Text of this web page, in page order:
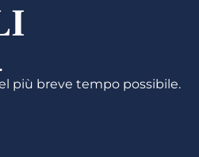
più breve tempo possibile.